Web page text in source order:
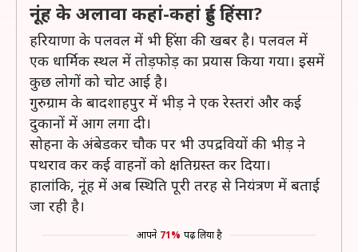
नूंह के अलावा कहां-कहां हुई हिंसा?
हरियाणा के पलवल में भी हिंसा की खबर है। पलवल में
एक धार्मिक स्थल में तोड़फोड़ का प्रयास किया गया। इसमें
कुछ लोगों को चोट आई है।
गुरुग्राम के बादशाहपुर में भीड़ ने एक रेस्तरां और कई
दुकानों में आग लगा दी।
सोहना के अंबेडकर चौक पर भी उपद्रवियों की भीड़ ने
पथराव कर कई वाहनों को क्षतिग्रस्त कर दिया।
हालांकि, नूंह में अब स्थिति पूरी तरह से नियंत्रण में बताई
जा रही है।
आपने 71% पढ़ लिया है